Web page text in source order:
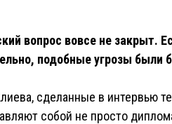
вопрос вовсе не закрыт.
подобные угрозы были
сделанные в интервью
собой не просто